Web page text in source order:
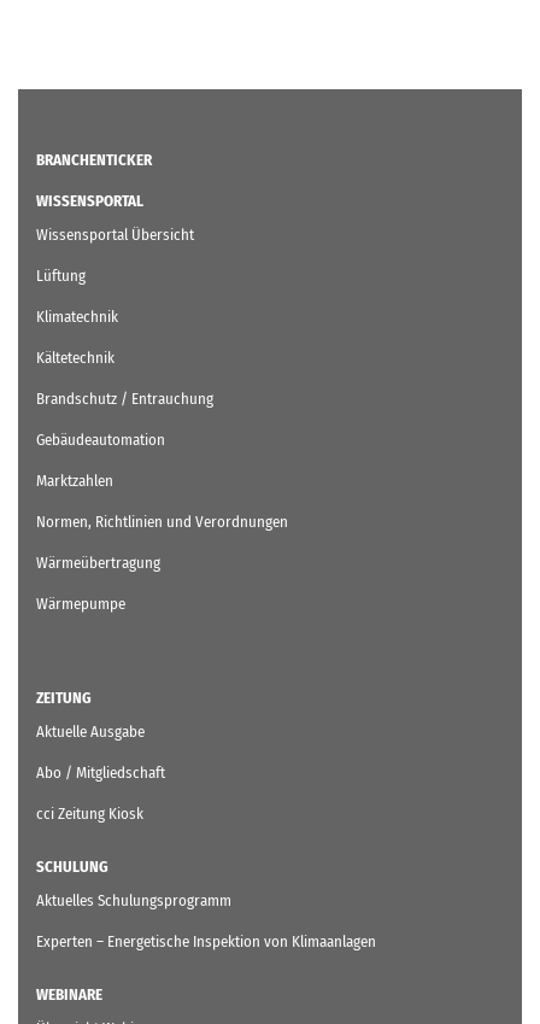
BRANCHENTICKER
WISSENSPORTAL
Wissensportal Übersicht
Lüftung
Klimatechnik
Kältetechnik
Brandschutz / Entrauchung
Gebäudeautomation
Marktzahlen
Normen, Richtlinien und Verordnungen
Wärmeübertragung
Wärmepumpe
ZEITUNG
Aktuelle Ausgabe
Abo / Mitgliedschaft
cci Zeitung Kiosk
SCHULUNG
Aktuelles Schulungsprogramm
Experten – Energetische Inspektion von Klimaanlagen
WEBINARE